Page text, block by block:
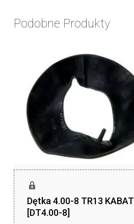
Podobne Produkty
Dętka 4.00-8 TR13 KABAT
[DT4.00-8]